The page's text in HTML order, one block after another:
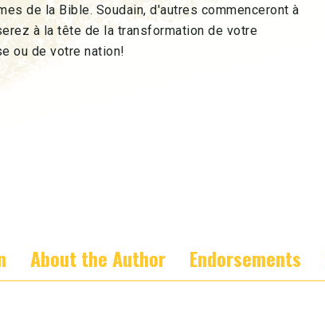
de la Bible. Soudain, d'autres commenceront à
à la tête de la transformation de votre
ou de votre nation!
About the Author Endorsements